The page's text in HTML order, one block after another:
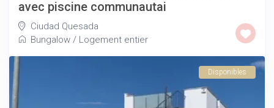
avec piscine communautai
Ciudad Quesada
Bungalow / Logement entier
Disponibles